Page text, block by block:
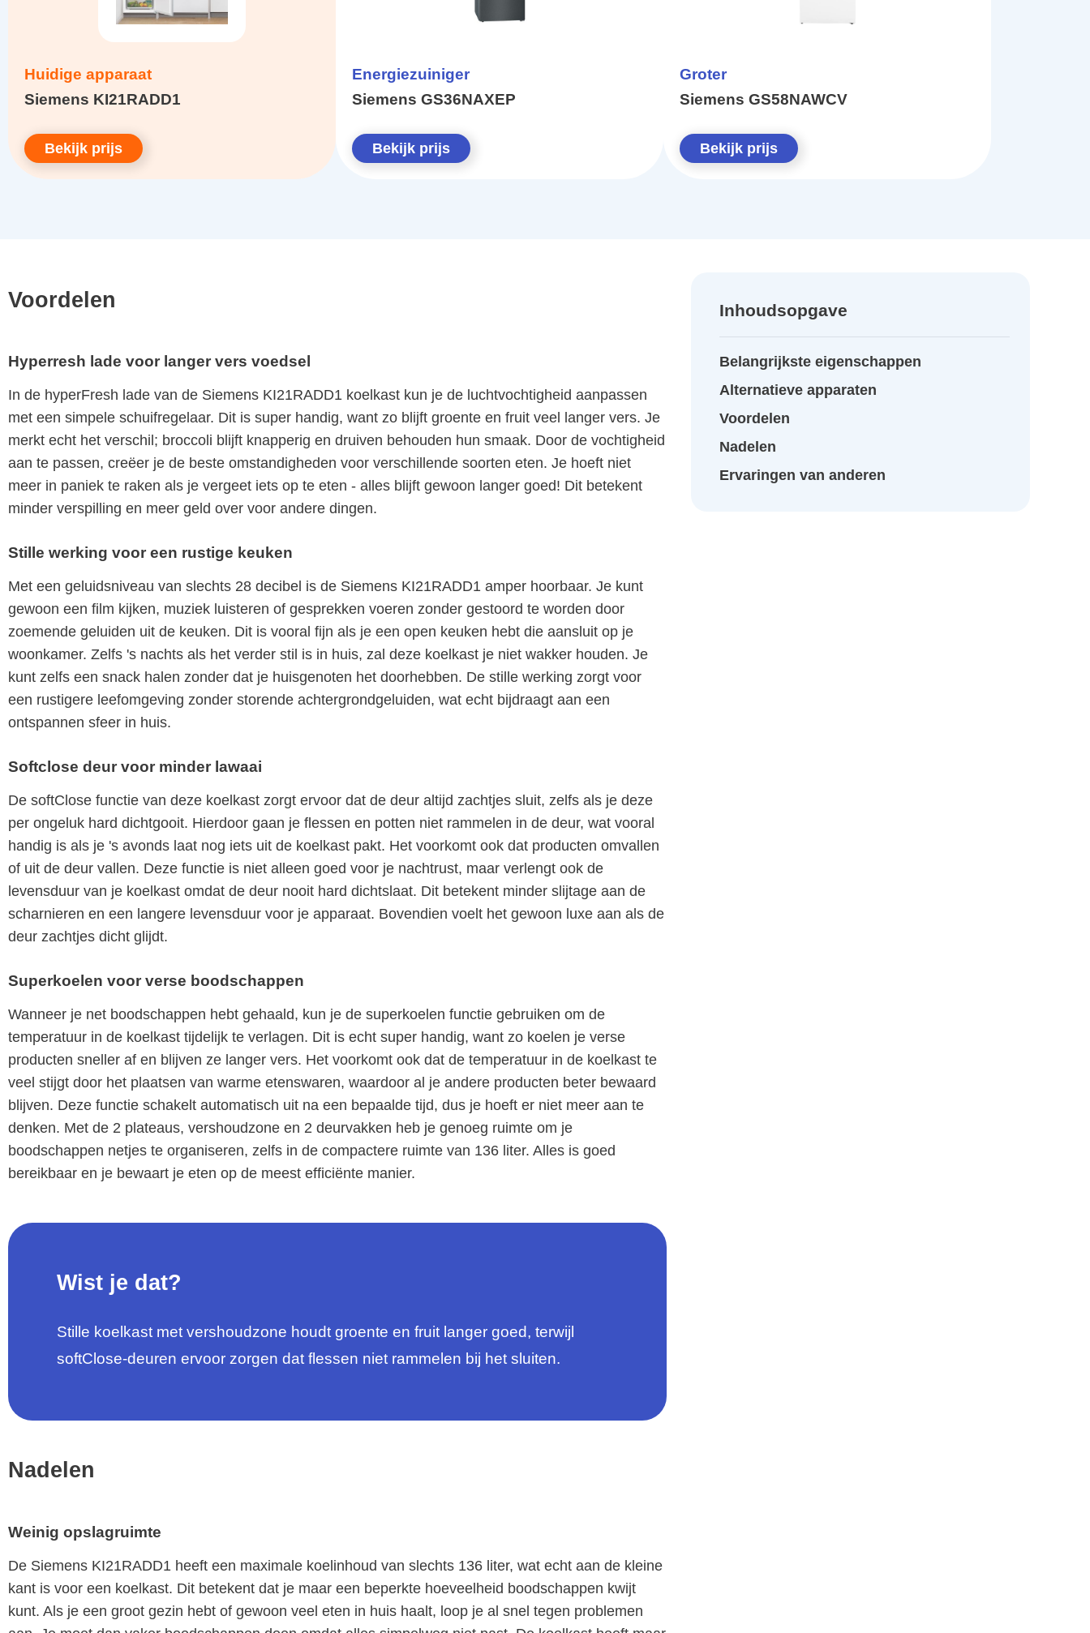
Huidige apparaat
Siemens KI21RADD1
Bekijk prijs
Energiezuiniger
Siemens GS36NAXEP
Bekijk prijs
Groter
Siemens GS58NAWCV
Bekijk prijs
Voordelen
Hyperresh lade voor langer vers voedsel
In de hyperFresh lade van de Siemens KI21RADD1 koelkast kun je de luchtvochtigheid aanpassen
met een simpele schuifregelaar. Dit is super handig, want zo blijft groente en fruit veel langer vers. Je
merkt echt het verschil; broccoli blijft knapperig en druiven behouden hun smaak. Door de vochtigheid
aan te passen, creëer je de beste omstandigheden voor verschillende soorten eten. Je hoeft niet
meer in paniek te raken als je vergeet iets op te eten - alles blijft gewoon langer goed! Dit betekent
minder verspilling en meer geld over voor andere dingen.
Stille werking voor een rustige keuken
Met een geluidsniveau van slechts 28 decibel is de Siemens KI21RADD1 amper hoorbaar. Je kunt
gewoon een film kijken, muziek luisteren of gesprekken voeren zonder gestoord te worden door
zoemende geluiden uit de keuken. Dit is vooral fijn als je een open keuken hebt die aansluit op je
woonkamer. Zelfs 's nachts als het verder stil is in huis, zal deze koelkast je niet wakker houden. Je
kunt zelfs een snack halen zonder dat je huisgenoten het doorhebben. De stille werking zorgt voor
een rustigere leefomgeving zonder storende achtergrondgeluiden, wat echt bijdraagt aan een
ontspannen sfeer in huis.
Softclose deur voor minder lawaai
De softClose functie van deze koelkast zorgt ervoor dat de deur altijd zachtjes sluit, zelfs als je deze
per ongeluk hard dichtgooit. Hierdoor gaan je flessen en potten niet rammelen in de deur, wat vooral
handig is als je 's avonds laat nog iets uit de koelkast pakt. Het voorkomt ook dat producten omvallen
of uit de deur vallen. Deze functie is niet alleen goed voor je nachtrust, maar verlengt ook de
levensduur van je koelkast omdat de deur nooit hard dichtslaat. Dit betekent minder slijtage aan de
scharnieren en een langere levensduur voor je apparaat. Bovendien voelt het gewoon luxe aan als de
deur zachtjes dicht glijdt.
Superkoelen voor verse boodschappen
Wanneer je net boodschappen hebt gehaald, kun je de superkoelen functie gebruiken om de
temperatuur in de koelkast tijdelijk te verlagen. Dit is echt super handig, want zo koelen je verse
producten sneller af en blijven ze langer vers. Het voorkomt ook dat de temperatuur in de koelkast te
veel stijgt door het plaatsen van warme etenswaren, waardoor al je andere producten beter bewaard
blijven. Deze functie schakelt automatisch uit na een bepaalde tijd, dus je hoeft er niet meer aan te
denken. Met de 2 plateaus, vershoudzone en 2 deurvakken heb je genoeg ruimte om je
boodschappen netjes te organiseren, zelfs in de compactere ruimte van 136 liter. Alles is goed
bereikbaar en je bewaart je eten op de meest efficiënte manier.
Inhoudsopgave
Belangrijkste eigenschappen
Alternatieve apparaten
Voordelen
Nadelen
Ervaringen van anderen
Wist je dat?
Stille koelkast met vershoudzone houdt groente en fruit langer goed, terwijl
softClose-deuren ervoor zorgen dat flessen niet rammelen bij het sluiten.
Nadelen
Weinig opslagruimte
De Siemens KI21RADD1 heeft een maximale koelinhoud van slechts 136 liter, wat echt aan de kleine
kant is voor een koelkast. Dit betekent dat je maar een beperkte hoeveelheid boodschappen kwijt
kunt. Als je een groot gezin hebt of gewoon veel eten in huis haalt, loop je al snel tegen problemen